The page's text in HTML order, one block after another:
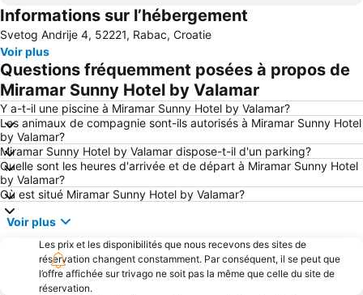
Centre Ville de Cres
Icici
Aéroport de Rijeka
Malinska
Bazeni Kantrida
Camping Krk
Autobusna postaja Rijeka
Zlatni Rt
Stare Miasto
Istra Funtana
Delfin
FKK Ulika
Maslinica
Promenade François Joseph et front de mer
Port de Volosko
Marina Punat
Canal de Lème
Port Méridional d'Andana
Informations sur l’hébergement
Svetog Andrije 4, 52221, Rabac, Croatie
Voir plus
Questions fréquemment posées à propos de
Miramar Sunny Hotel by Valamar
Y a-t-il une piscine à Miramar Sunny Hotel by Valamar?
Les animaux de compagnie sont-ils autorisés à Miramar Sunny Hotel
by Valamar?
Miramar Sunny Hotel by Valamar dispose-t-il d'un parking?
Quelle sont les heures d'arrivée et de départ à Miramar Sunny Hotel
by Valamar?
Où est situé Miramar Sunny Hotel by Valamar?
Voir plus
Les prix et les disponibilités que nous recevons des sites de
réservation changent constamment. Par conséquent, il se peut que
l’offre affichée sur trivago ne soit pas la même que celle du site de
réservation.